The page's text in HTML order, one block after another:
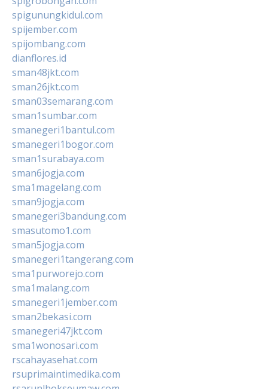
spigunungkidul.com
spijember.com
spijombang.com
dianflores.id
sman48jkt.com
sman26jkt.com
sman03semarang.com
sman1sumbar.com
smanegeri1bantul.com
smanegeri1bogor.com
sman1surabaya.com
sman6jogja.com
sma1magelang.com
sman9jogja.com
smanegeri3bandung.com
smasutomo1.com
sman5jogja.com
smanegeri1tangerang.com
sma1purworejo.com
sma1malang.com
smanegeri1jember.com
sman2bekasi.com
smanegeri47jkt.com
sma1wonosari.com
rscahayasehat.com
rsuprimaintimedika.com